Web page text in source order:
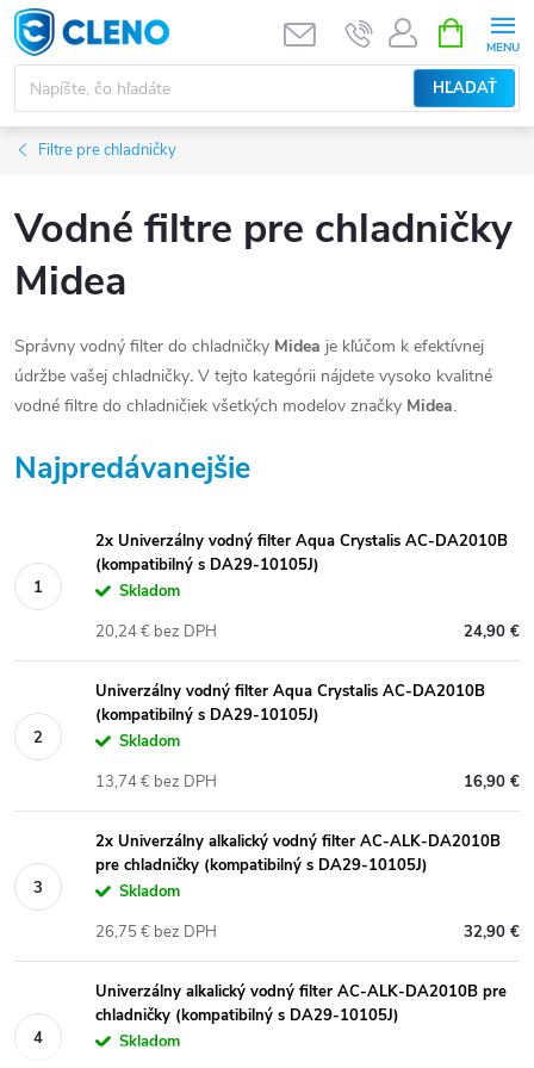
Prejsť
na
obsah
HĽADAŤ
KOŠÍK
Filtre pre chladničky
Vodné filtre pre chladničky
Midea
Správny vodný filter do chladničky Midea je kľúčom k efektívnej
údržbe vašej chladničky. V tejto kategórii nájdete vysoko kvalitné
vodné filtre do chladničiek všetkých modelov značky Midea.
Najpredávanejšie
2x Univerzálny vodný filter Aqua Crystalis AC-DA2010B
(kompatibilný s DA29-10105J)
Skladom
24,90 €
20,24 € bez DPH
Univerzálny vodný filter Aqua Crystalis AC-DA2010B
(kompatibilný s DA29-10105J)
Skladom
16,90 €
13,74 € bez DPH
2x Univerzálny alkalický vodný filter AC-ALK-DA2010B
pre chladničky (kompatibilný s DA29-10105J)
Skladom
32,90 €
26,75 € bez DPH
Univerzálny alkalický vodný filter AC-ALK-DA2010B pre
chladničky (kompatibilný s DA29-10105J)
Skladom